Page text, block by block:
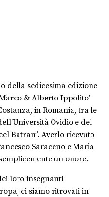
della sedicesima edizione
& Alberto Ippolito”
in Romania, tra le
Ovidio e del
Batran”. Averlo ricevuto
Saraceno e Maria
un onore.
loro insegnanti
ci siamo ritrovati in